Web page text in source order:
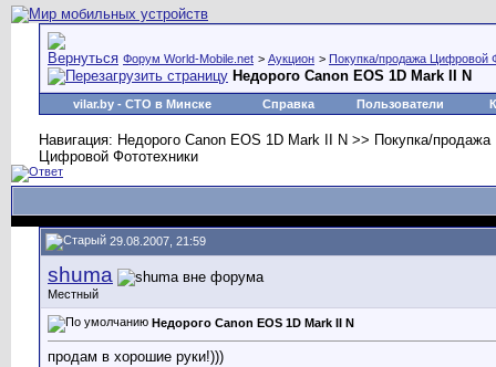
Форум World-Mobile.net > Аукцион > Покупка/продажа Цифровой
Недорого Canon EOS 1D Mark II N
vilar.by - СТО в Минске Справка Пользователи
Навигация: Недорого Canon EOS 1D Mark II N >> Покупка/
Цифровой Фототехники
29.08.2007, 21:59
shuma
Местный
Недорого Canon EOS 1D Mark II N
продам в хорошие руки!)))